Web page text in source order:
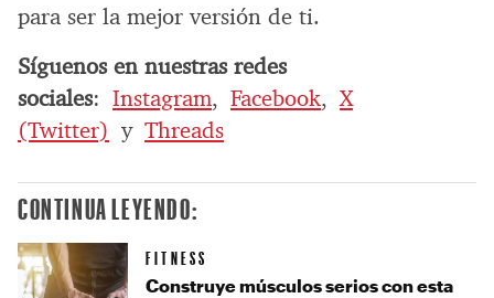
para ser la mejor versión de ti.
Síguenos en nuestras redes
sociales: Instagram, Facebook,X
(Twitter) y Threads
CONTINUA LEYENDO:
FITNESS
Construye músculos serios con esta